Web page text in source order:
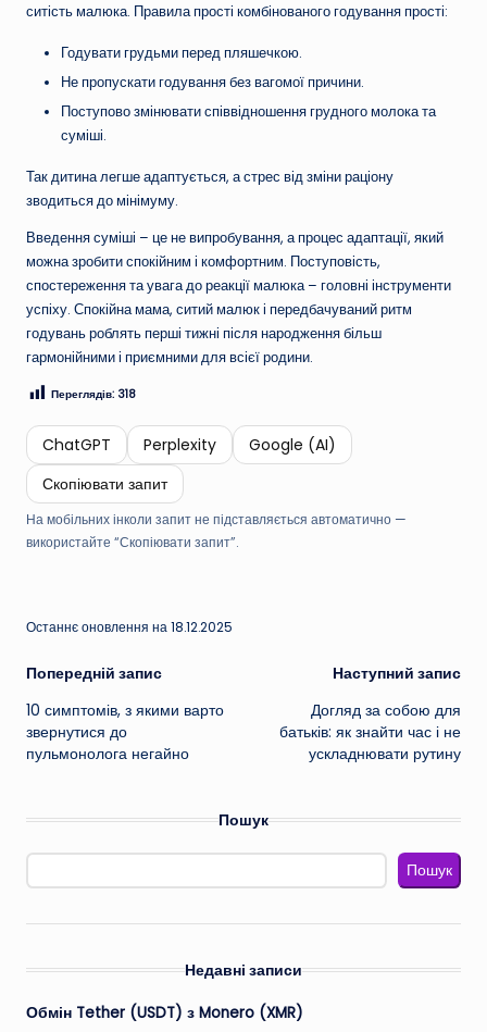
ситість малюка. Правила прості комбінованого годування прості:
Годувати грудьми перед пляшечкою.
Не пропускати годування без вагомої причини.
Поступово змінювати співвідношення грудного молока та
суміші.
Так дитина легше адаптується, а стрес від зміни раціону
зводиться до мінімуму.
Введення суміші – це не випробування, а процес адаптації, який
можна зробити спокійним і комфортним. Поступовість,
спостереження та увага до реакції малюка – головні інструменти
успіху. Спокійна мама, ситий малюк і передбачуваний ритм
годувань роблять перші тижні після народження більш
гармонійними і приємними для всієї родини.
Переглядів: 318
ChatGPT Perplexity
Google (AI)
Скопіювати запит
На мобільних інколи запит не підставляється автоматично —
використайте “Скопіювати запит”.
Останнє оновлення на 18.12.2025
Навігація
по
запису
Попередній запис
10 симптомів, з якими варто
звернутися до
пульмонолога негайно
Наступний запис
Догляд за собою для
батьків: як знайти час і не
ускладнювати рутину
Пошук
Пошук
Недавні записи
Обмін Tether (USDT) з Monero (XMR)